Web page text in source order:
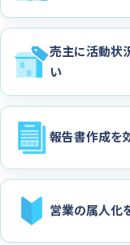
売主に活動状
い
報告書作成を
営業の属人化